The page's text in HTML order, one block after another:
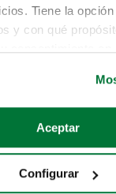
Tiene la
y con qué
quisiéramos:
sobre su
Aceptar
Configurar
el coche
de estos
mano